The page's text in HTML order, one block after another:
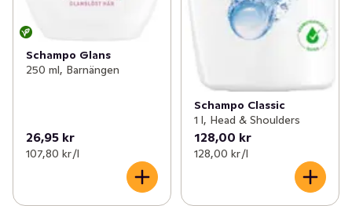
Schampo Glans
250 ml, Barnängen
26,95 kr
107,80 kr /l
Schampo Classic
1 l, Head & Shoulders
128,00 kr
128,00 kr /l